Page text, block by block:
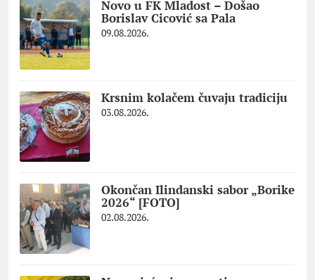
Novo u FK Mladost – Došao
Borislav Cicović sa Pala
09.08.2026.
Krsnim kolačem čuvaju tradiciju
03.08.2026.
Okončan Ilindanski sabor „Borike
2026“ [FOTO]
02.08.2026.